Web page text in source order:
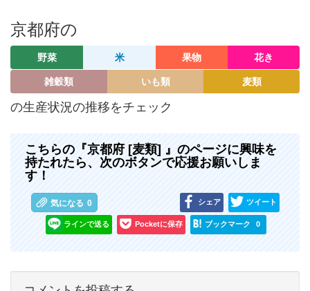
京都府の
野菜 米 果物 花き
雑穀類 いも類 麦類
の生産状況の推移をチェック
こちらの『京都府 [麦類] 』のページに興味を
持たれたら、次のボタンで応援お願いしま
す！
気になる 0 シェア ツイート
ラインで送る Pocketに保存 ブックマーク 0